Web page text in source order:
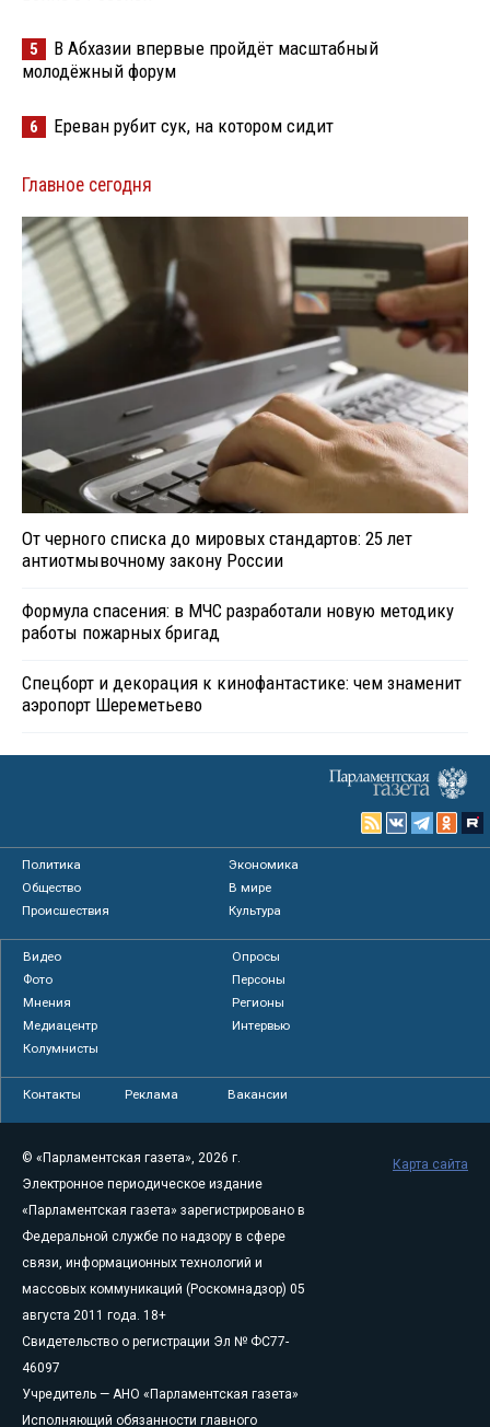
5
В Абхазии впервые пройдёт масштабный
молодёжный форум
6 Ереван рубит сук, на котором сидит
Главное сегодня
От черного списка до мировых стандартов: 25 лет
антиотмывочному закону России
Формула спасения: в МЧС разработали новую методику
работы пожарных бригад
Спецборт и декорация к кинофантастике: чем знаменит
аэропорт Шереметьево
Политика
Экономика
Общество
В мире
Происшествия
Культура
Видео
Опросы
Фото
Персоны
Мнения
Регионы
Медиацентр
Интервью
Колумнисты
Контакты Реклама Вакансии
© «Парламентская газета», 2026 г.
Электронное периодическое издание
«Парламентская газета» зарегистрировано в
Федеральной службе по надзору в сфере
связи, информационных технологий и
массовых коммуникаций (Роскомнадзор) 05
августа 2011 года. 18+
Свидетельство о регистрации Эл № ФС77-
46097
Учредитель — АНО «Парламентская газета»
Исполняющий обязанности главного
Карта сайта